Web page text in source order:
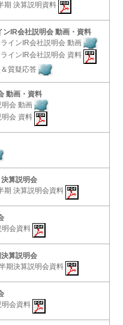
期 決算説明資料
IR会社説明会 動画・資料
インIR会社説明会 動画
インIR会社説明会 資料
質疑応答
動画・資料
会 動画
会 資料
算説明会
期 決算説明会資料
会資料
算説明会
期決算説明会資料
会資料